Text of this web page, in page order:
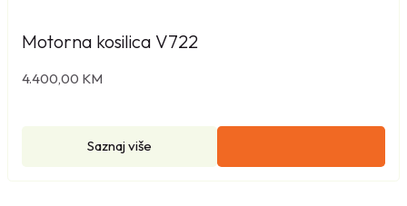
Motorna kosilica V722
4.400,00 KM
Saznaj više